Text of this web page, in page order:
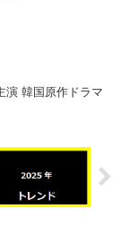
韓国原作ドラマ